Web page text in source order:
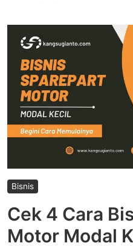
Bisnis
Cek 4 Cara
Motor Modal